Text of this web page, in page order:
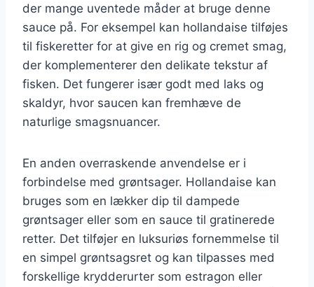
der mange uventede måder at bruge denne
sauce på. For eksempel kan hollandaise tilføjes
til fiskeretter for at give en rig og cremet smag,
der komplementerer den delikate tekstur af
fisken. Det fungerer især godt med laks og
skaldyr, hvor saucen kan fremhæve de
naturlige smagsnuancer.
En anden overraskende anvendelse er i
forbindelse med grøntsager. Hollandaise kan
bruges som en lækker dip til dampede
grøntsager eller som en sauce til gratinerede
retter. Det tilføjer en luksuriøs fornemmelse til
en simpel grøntsagsret og kan tilpasses med
forskellige krydderurter som estragon eller